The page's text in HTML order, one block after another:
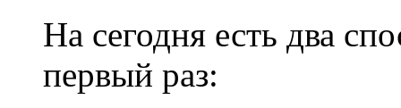
На сегодня есть два
первый раз: